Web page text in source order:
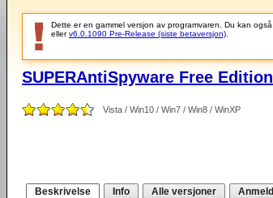
Dette er en gammel versjon av programvaren. Du kan
ellerv6.0.1090 Pre-Release (siste betaversjon)
SUPERAntiSpyware Free
Vista / Win10 / Win7 / Win8 / WinXP
Beskrivelse Info Alle versjoner